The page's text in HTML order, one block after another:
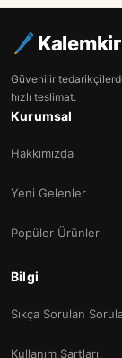
Güvenilir
hızlı teslimat.
Kurumsal
Hakkımızda
Yeni Gelenler
Popüler Ürünler
Bilgi
Sıkça Sorulan
Kullanım Şartları